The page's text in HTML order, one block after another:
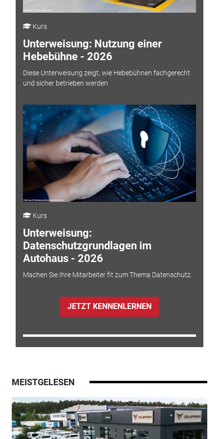
Kurs
Unterweisung: Nutzung einer
Hebebühne - 2026
Diese Unterweisung zeigt, wie Hebebühnen fachgerecht
und sicher betrieben werden
Kurs
Unterweisung:
Datenschutzgrundlagen im
Autohaus - 2026
Machen Sie Ihre Mitarbeiter fit zum Thema Datenschutz.
JETZT KENNENLERNEN
MEISTGELESEN